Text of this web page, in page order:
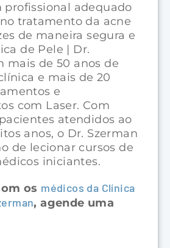
profissional adequado
tratamento da acne
de maneira segura e
de Pele | Dr.
mais de 50 anos de
e mais de 20
e
com Laser. Com
atendidos ao
anos, o Dr. Szerman
de lecionar cursos de
iniciantes.
os médicos da Clínica
, agende uma